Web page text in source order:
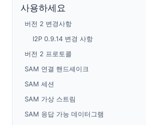
사용하세요
버전 2 변경사항
I2P 0.9.14 변경 사항
버전 2 프로토콜
SAM 연결 핸드셰이크
SAM 세션
SAM 가상 스트림
SAM 응답 가능 데이터그램